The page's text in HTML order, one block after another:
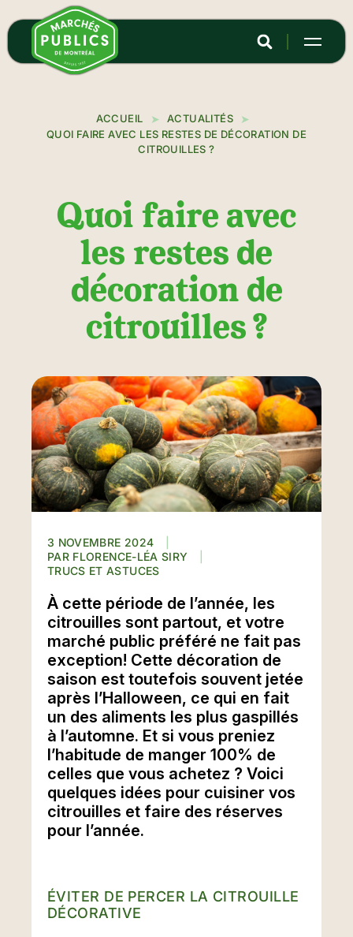
au
contenu
principal
ACCUEIL
ACTUALITÉS
QUOI FAIRE AVEC LES RESTES DE DÉCORATION DE
CITROUILLES ?
Quoi faire avec
les restes de
décoration de
citrouilles ?
3 NOVEMBRE 2024
FLORENCE-LÉA SIRY
TRUCS ET ASTUCES
À cette période de l’année, les
citrouilles sont partout, et votre
marché public préféré ne fait pas
exception! Cette décoration de
saison est toutefois souvent jetée
après l’Halloween, ce qui en fait
un des aliments les plus gaspillés
à l’automne. Et si vous preniez
l’habitude de manger 100% de
celles que vous achetez ? Voici
quelques idées pour cuisiner vos
citrouilles et faire des réserves
pour l’année.
ÉVITER DE PERCER LA CITROUILLE
DÉCORATIVE